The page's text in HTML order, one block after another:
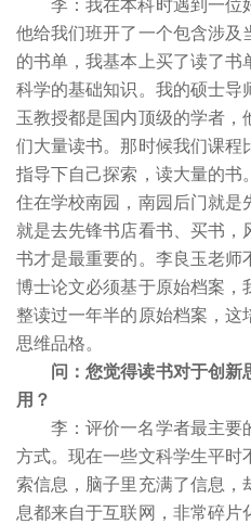
李：我在本科时遇到一
他给我们班开了一个包含涉及
的书单，我基本上买了读了书
科学的基础知识。我的硕士导
玉教授都是国内顶级的学者
们大量读书。那时候我们课程
指导下自己探索，读大量的书
住在学校南园，南园后门就是
就是去先锋书店看书、买书
书才是最重要的。李良玉老师
博士论文必须基于原始档案，
整读过一年半的原始档案，这
思维品格。
问：您觉得读书对于创新
用？
李：评价一名学者最主要
方式。现在一些文科学生平时
索信息，脑子里充满了信息，
息都来自于互联网，非常碎片